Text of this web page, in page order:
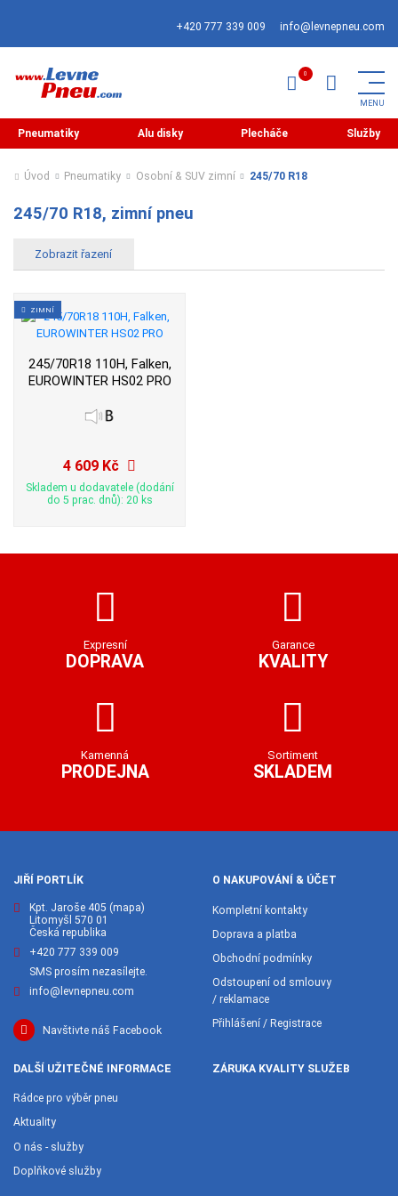
+420 777 339 009 info@levnepneu.com
Pneumatiky Alu disky Plecháče Služby
Úvod Pneumatiky Osobní & SUV zimní 245/70 R18
245/70 R18, zimní pneu
ZIMNÍ
245/70R18 110H, Falken,
EUROWINTER HS02 PRO
4 609 Kč
Skladem u dodavatele (dodání
do 5 prac. dnů): 20 ks
Expresní
DOPRAVA
Garance
KVALITY
Kamenná
PRODEJNA
Sortiment
SKLADEM
JIŘÍ PORTLÍK
Kpt. Jaroše 405 (mapa)
Litomyšl 570 01
Česká republika
+420 777 339 009
SMS prosím nezasílejte.
info@levnepneu.com
Navštivte náš Facebook
O NAKUPOVÁNÍ & ÚČET
Kompletní kontakty
Doprava a platba
Obchodní podmínky
Odstoupení od smlouvy
/ reklamace
Přihlášení / Registrace
DALŠÍ UŽITEČNÉ INFORMACE
Rádce pro výběr pneu
Aktuality
O nás - služby
Doplňkové služby
ZÁRUKA KVALITY SLUŽEB